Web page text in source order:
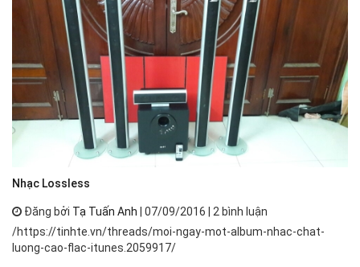
Nhạc Lossless
Đăng bởi Tạ Tuấn Anh | 07/09/2016 | 2 bình luận
/https://tinhte.vn/threads/moi-ngay-mot-album-nhac-chat-
luong-cao-flac-itunes.2059917/